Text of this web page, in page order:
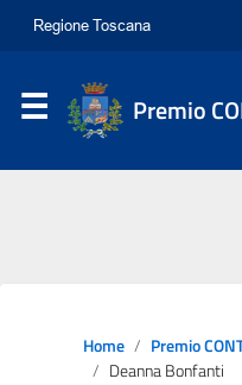
Premio
Home
Premio
Deanna Bonfanti